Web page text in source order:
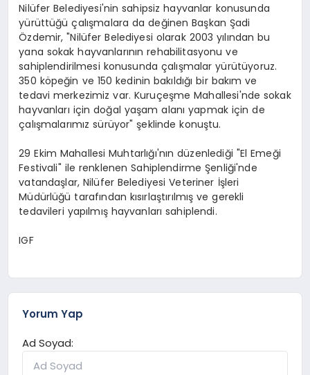
Nilüfer Belediyesi'nin sahipsiz hayvanlar konusunda
yürüttüğü çalışmalara da değinen Başkan Şadi
Özdemir, "Nilüfer Belediyesi olarak 2003 yılından bu
yana sokak hayvanlarının rehabilitasyonu ve
sahiplendirilmesi konusunda çalışmalar yürütüyoruz.
350 köpeğin ve 150 kedinin bakıldığı bir bakım ve
tedavi merkezimiz var. Kuruçeşme Mahallesi'nde sokak
hayvanları için doğal yaşam alanı yapmak için de
çalışmalarımız sürüyor" şeklinde konuştu.
29 Ekim Mahallesi Muhtarlığı'nın düzenlediği "El Emeği
Festivali" ile renklenen Sahiplendirme Şenliği'nde
vatandaşlar, Nilüfer Belediyesi Veteriner İşleri
Müdürlüğü tarafından kısırlaştırılmış ve gerekli
tedavileri yapılmış hayvanları sahiplendi.
IGF
Yorum Yap
Ad Soyad: